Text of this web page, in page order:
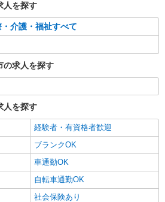
｜未経験でも大丈夫◎研修が手厚い有料
給(ガソリン代含む)＞
人を探す
・介護・福祉すべて
の求人を探す
人を探す
経験者・有資格者歓迎
ブランクOK
車通勤OK
自転車通勤OK
社会保険あり